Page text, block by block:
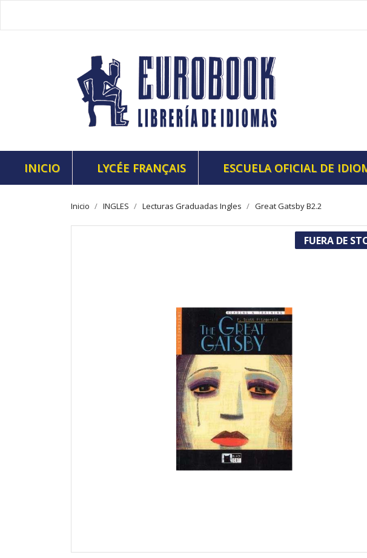
INICIO LYCÉE FRANÇAIS ESCUELA OFICIAL DE
Inicio INGLES Lecturas Graduadas Ingles Great Gatsby B2.2
FUERA DE